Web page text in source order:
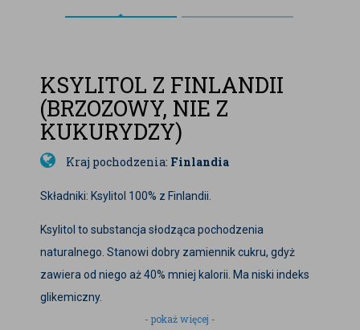
KSYLITOL Z FINLANDII
(BRZOZOWY, NIE Z
KUKURYDZY)
Kraj pochodzenia: Finlandia
Składniki: Ksylitol 100% z Finlandii.
Ksylitol to substancja słodząca pochodzenia
naturalnego. Stanowi dobry zamiennik cukru, gdyż
zawiera od niego aż 40% mniej kalorii. Ma niski indeks
glikemiczny.
- pokaż więcej -